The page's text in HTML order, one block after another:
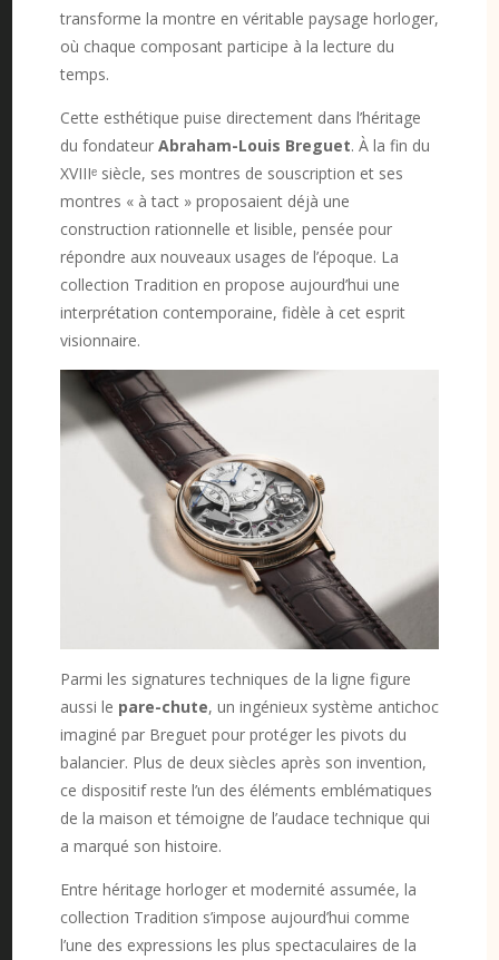
transforme la montre en véritable paysage horloger,
où chaque composant participe à la lecture du
temps.
Cette esthétique puise directement dans l’héritage
du fondateur Abraham-Louis Breguet. À la fin du
XVIIIᵉ siècle, ses montres de souscription et ses
montres « à tact » proposaient déjà une
construction rationnelle et lisible, pensée pour
répondre aux nouveaux usages de l’époque. La
collection Tradition en propose aujourd’hui une
interprétation contemporaine, fidèle à cet esprit
visionnaire.
Parmi les signatures techniques de la ligne figure
aussi le pare-chute, un ingénieux système antichoc
imaginé par Breguet pour protéger les pivots du
balancier. Plus de deux siècles après son invention,
ce dispositif reste l’un des éléments emblématiques
de la maison et témoigne de l’audace technique qui
a marqué son histoire.
Entre héritage horloger et modernité assumée, la
collection Tradition s’impose aujourd’hui comme
l’une des expressions les plus spectaculaires de la